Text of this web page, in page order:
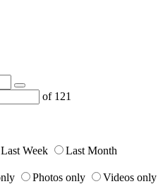
of 121
Last Week
Last Month
Photos only
Videos only